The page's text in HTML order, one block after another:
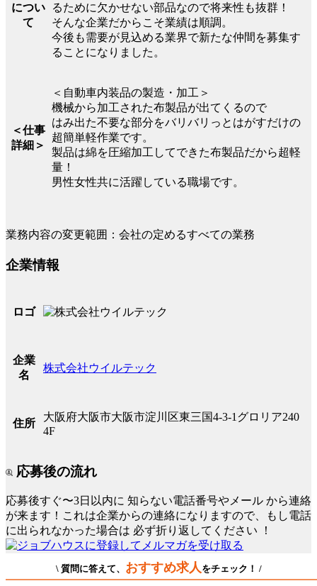
につい
て
るために欠かせない部品なので将来性も抜群！
そんな企業だからこそ業績は順調。
今後も需要が見込める業界で新たな仲間を募集す
ることになりました。
＜仕事
詳細＞
＜自動車内装品の製造・加工＞
機械から加工された布製品が出てくるので
はみ出た不要な部分をバリバリっとはがすだけの
超簡単軽作業です。
製品は綿を圧縮加工してできた布製品だから超軽
量！
男性女性共に活躍している職場です。
業務内容の変更範囲：会社の定めるすべての業務
企業情報
ロゴ
企業
名
株式会社ウイルテック
住所
大阪府大阪市大阪市淀川区東三国4-3-1グロリア240
4F
応募後の流れ
応募後すぐ〜3日以内に 知らない電話番号やメール から連絡
が来ます！これは企業からの連絡になりますので、もし電話
に出られなかった場合は 必ず折り返してください ！
\ 質問に答えて、 おすすめ求人をチェック！ /